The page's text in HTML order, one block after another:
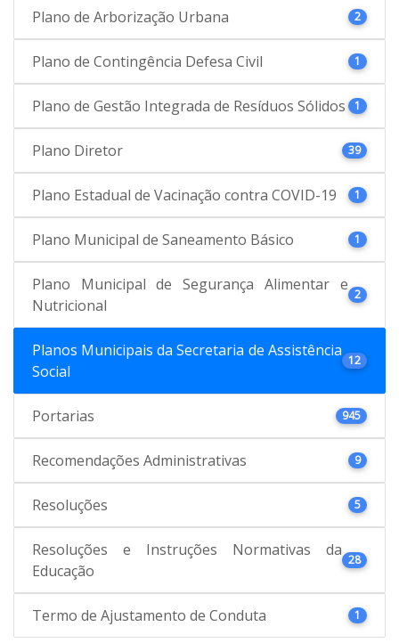
Plano de Arborização Urbana 2
Plano de Contingência Defesa Civil 1
Plano de Gestão Integrada de Resíduos Sólidos 1
Plano Diretor 39
Plano Estadual de Vacinação contra COVID-19 1
Plano Municipal de Saneamento Básico 1
Plano Municipal de Segurança Alimentar e
Nutricional
2
Planos Municipais da Secretaria de Assistência
Social
12
Portarias 945
Recomendações Administrativas 9
Resoluções 5
Resoluções e Instruções Normativas da
Educação
28
Termo de Ajustamento de Conduta 1